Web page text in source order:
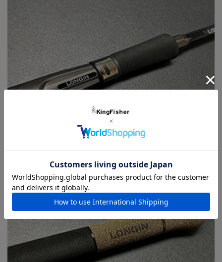
Line : Max PE3
Guide : Fuji チタンフレームT-RVSG20H+ステンレス SIC
Joint : 印籠継ぎ
Reel Seat : Down Lock
2026年10月下旬頃入荷予定
ップロックタイプだとリールシートが緩むことがあるため、リールシー
LONGINロゴ入りアルミシートを装着しました。